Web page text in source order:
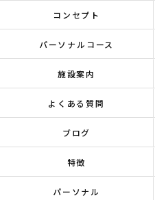
コンセプト
パーソナルコース
施設案内
よくある質問
ブログ
特徴
パーソナル